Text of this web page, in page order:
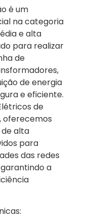
é um
na categoria
e alta
para realizar
de
de energia
e eficiente.
de
oferecemos
de alta
para
das redes
a